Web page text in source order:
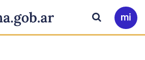
Ir
a
Buscar